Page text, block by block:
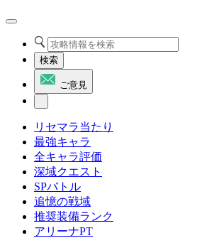
検索
ご意見
リセマラ当たり
最強キャラ
全キャラ評価
深域クエスト
SPバトル
追憶の戦域
推奨装備ランク
アリーナPT